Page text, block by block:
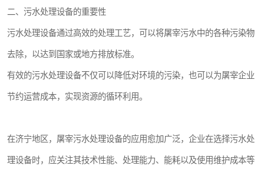
二、污水处理设备的重要性
污水处理设备通过高效的处理工艺，可以将屠宰污水中的各种污染物
去除，以达到国家或地方排放标准。
有效的污水处理设备不仅可以降低对环境的污染，也可以为屠宰企业
节约运营成本，实现资源的循环利用。
在济宁地区，屠宰污水处理设备的应用愈加广泛，企业在选择污水处
理设备时，应关注其技术性能、处理能力、能耗以及使用维护成本等